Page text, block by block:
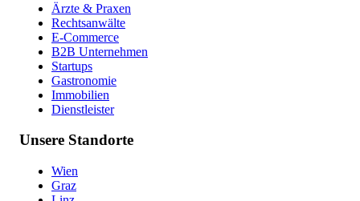
Ärzte & Praxen
Rechtsanwälte
E-Commerce
B2B Unternehmen
Startups
Gastronomie
Immobilien
Dienstleister
Unsere Standorte
Wien
Graz